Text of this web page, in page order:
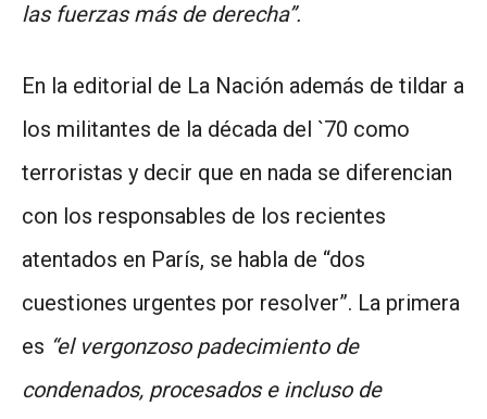
las fuerzas más de derecha”.
En la editorial de La Nación además de tildar a
los militantes de la década del `70 como
terroristas y decir que en nada se diferencian
con los responsables de los recientes
atentados en París, se habla de “dos
cuestiones urgentes por resolver”. La primera
es “el vergonzoso padecimiento de
condenados, procesados e incluso de